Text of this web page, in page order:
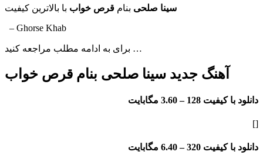
سینا صلحی بنام قرص خواب با بالاترین کیفیت
– Ghorse Khab
برای به ادامه مطلب مراجعه کنید …
آهنگ جدید سینا صلحی بنام قرص خواب
دانلود با کیفیت 128 – 3.60 مگابایت
[]
دانلود با کیفیت 320 – 6.40 مگابایت